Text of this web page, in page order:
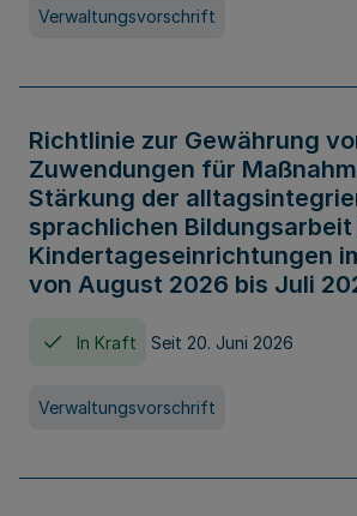
Verwaltungsvorschrift
Richtlinie zur Gewährung
Zuwendungen für
Stärkung der
sprachlichen Bildungsarbeit
Kindertageseinrichtungen
von August 2026 bis Juli
In Kraft Seit 20. Juni 2026
Verwaltungsvorschrift